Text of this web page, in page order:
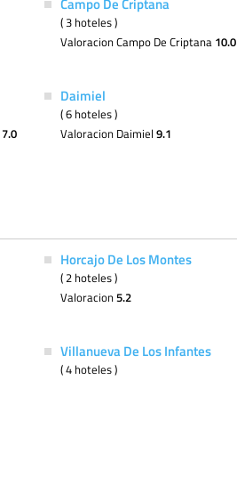
( 3 hoteles )
Valoracion Campo De Criptana 10.0
7.0
Daimiel
( 6 hoteles )
Valoracion Daimiel 9.1
Horcajo De Los Montes
( 2 hoteles )
Valoracion5.2
Villanueva De Los Infantes
( 4 hoteles )